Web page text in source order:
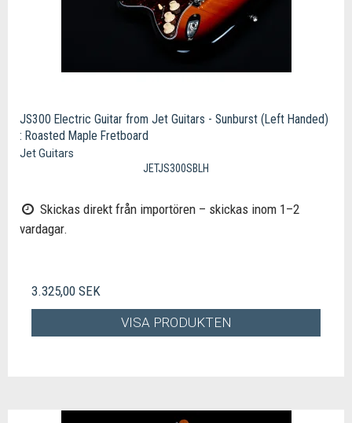
JS300 Electric Guitar from Jet Guitars - Sunburst (Left Handed)
: Roasted Maple Fretboard
Jet Guitars
JETJS300SBLH
Skickas direkt från importören – skickas inom 1–2
vardagar.
3.325,00 SEK
VISA PRODUKTEN